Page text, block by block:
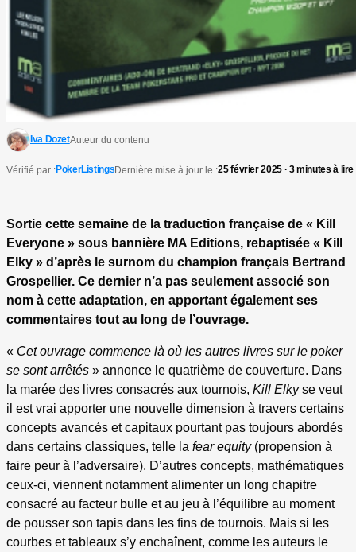
Iva DozetAuteur du contenu
Vérifié par :PokerListingsDernière mise à jour le :25 février 2025 · 3 minutes à lire
Sortie cette semaine de la traduction française de « Kill
Everyone » sous bannière MA Editions, rebaptisée « Kill
Elky » d’après le surnom du champion français Bertrand
Grospellier. Ce dernier n’a pas seulement associé son
nom à cette adaptation, en apportant également ses
commentaires tout au long de l’ouvrage.
« Cet ouvrage commence là où les autres livres sur le poker
se sont arrêtés » annonce le quatrième de couverture. Dans
la marée des livres consacrés aux tournois, Kill Elkyse veut
il est vrai apporter une nouvelle dimension à travers certains
concepts avancés et capitaux pourtant pas toujours abordés
dans certains classiques, telle la fear equity(propension à
faire peur à l’adversaire). D’autres concepts, mathématiques
ceux-ci, viennent notamment alimenter un long chapitre
consacré au facteur bulle et au jeu à l’équilibre au moment
de pousser son tapis dans les fins de tournois. Mais si les
courbes et tableaux s’y enchaînent, comme les auteurs le